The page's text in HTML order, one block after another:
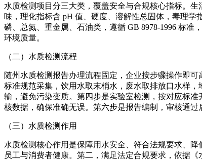
水质检测项目分三大类，覆盖安全与合规核心指标。
味，理化指标含 pH 值、硬度、溶解性总固体，毒理学
磷、总氮、重金属、石油类，遵循 GB 8978-1996 标
环境质量。
（二）水质检测流程
随州水质检测报告办理流程固定，企业按步骤操作即
标准规范采集，饮用水取末梢水，废水取排放口水样
输，避免污染变质。第四步是实验室检测，按对应标
核数据，确保准确无误。第六步是报告编制，审核通
（三）水质检测作用
水质检测核心作用是保障用水安全、符合法规要求、
员工与消费者健康。第二，满足法定合规要求，依据